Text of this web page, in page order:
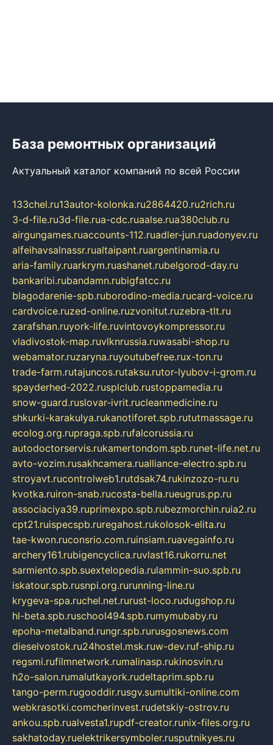
База ремонтных организаций
Актуальный каталог компаний по всей России
133chel.ru13autor-kolonka.ru2864420.ru2rich.ru
3-d-file.ru3d-file.rua-cdc.ruaalse.rua380club.ru
airgungames.ruaccounts-112.ruadler-jun.ruadonyev.ru
alfeihavsalnassr.rualtaipant.ruargentinamia.ru
aria-family.ruarkrym.ruashanet.rubelgorod-day.ru
bankaribi.rubandamn.rubigfatcc.ru
blagodarenie-spb.ruborodino-media.rucard-voice.ru
cardvoice.ruzed-online.ruzvonitut.ruzebra-tlt.ru
zarafshan.ruyork-life.ruvintovoykompressor.ru
vladivostok-map.ruvlknrussia.ruwasabi-shop.ru
webamator.ruzaryna.ruyoutubefree.rux-ton.ru
trade-farm.rutajuncos.rutaksu.rutor-lyubov-i-grom.ru
spayderhed-2022.rusplclub.rustoppamedia.ru
snow-guard.ruslovar-ivrit.rucleanmedicine.ru
shkurki-karakulya.rukanotiforet.spb.rututmassage.ru
ecolog.org.rupraga.spb.rufalcorussia.ru
autodoctorservis.rukamertondom.spb.runet-life.net.ru
avto-vozim.rusakhcamera.rualliance-electro.spb.ru
stroyavt.rucontrolweb1.rutdsak74.rukinzozo-ru.ru
kvotka.ruiron-snab.rucosta-bella.rueugrus.pp.ru
associaciya39.ruprimexpo.spb.rubezmorchin.ruia2.ru
cpt21.ruispecspb.ruregahost.rukolosok-elita.ru
tae-kwon.ruconsrio.com.ruinsiam.ruavegainfo.ru
archery161.rubigencyclica.ruvlast16.rukorru.net
sarmiento.spb.suextelopedia.rulammin-suo.spb.ru
iskatour.spb.rusnpi.org.rurunning-line.ru
krygeva-spa.ruchel.net.rurust-loco.rudugshop.ru
hl-beta.spb.ruschool494.spb.rumymubaby.ru
epoha-metalband.rungr.spb.rurusgosnews.com
dieselvostok.ru24hostel.msk.ruw-dev.ruf-ship.ru
regsmi.rufilmnetwork.rumalinasp.rukinosvin.ru
h2o-salon.rumalutkayork.rudeltaprim.spb.ru
tango-perm.rugooddir.rusgv.sumultiki-online.com
webkrasotki.comcherinvest.rudetskiy-ostrov.ru
ankou.spb.rualvesta1.rupdf-creator.runix-files.org.ru
sakhatoday.ruelektrikersymboler.rusputnikyes.ru